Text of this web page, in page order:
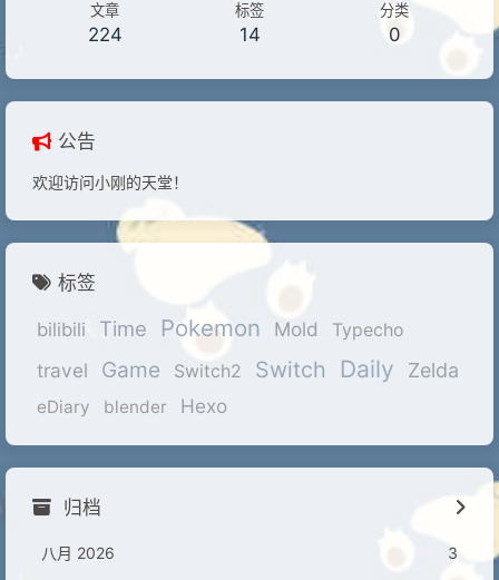
文章
224
标签
14
分类
0
公告
欢迎访问小刚的天堂！
标签
bilibili Time Pokemon Mold Typecho
travel Game Switch2 Switch Daily Zelda
eDiary blender Hexo
归档
八月 2026
3